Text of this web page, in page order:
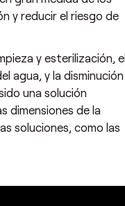
y reducir el riesgo de
y esterilización, el
agua, y la disminución
una solución
dimensiones de la
soluciones, como las